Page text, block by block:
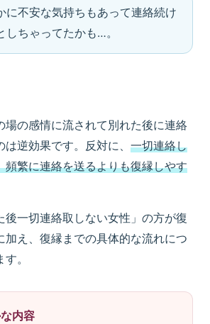
に不安な気持ちもあって連絡続け
しちゃってたかも…。
場の感情に流されて別れた後に連絡
逆効果です。反対に、 一切連絡し
頻繁に連絡を送るよりも復縁しやす
後一切連絡取しない女性」の方が復
加え、復縁までの具体的な流れにつ
。
内容